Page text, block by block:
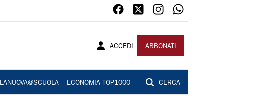
ACCEDI ABBONATI
LANUOVA@SCUOLA ECONOMIA TOP1000 CERCA